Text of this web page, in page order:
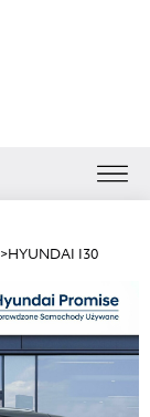
>HYUNDAI I30